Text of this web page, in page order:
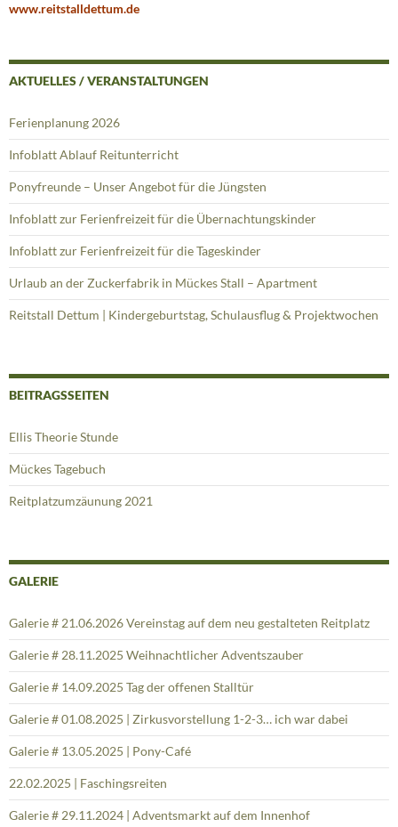
www.reitstalldettum.de
AKTUELLES / VERANSTALTUNGEN
Ferienplanung 2026
Infoblatt Ablauf Reitunterricht
Ponyfreunde – Unser Angebot für die Jüngsten
Infoblatt zur Ferienfreizeit für die Übernachtungskinder
Infoblatt zur Ferienfreizeit für die Tageskinder
Urlaub an der Zuckerfabrik in Mückes Stall – Apartment
Reitstall Dettum | Kindergeburtstag, Schulausflug & Projektwochen
BEITRAGSSEITEN
Ellis Theorie Stunde
Mückes Tagebuch
Reitplatzumzäunung 2021
GALERIE
Galerie # 21.06.2026 Vereinstag auf dem neu gestalteten Reitplatz
Galerie # 28.11.2025 Weihnachtlicher Adventszauber
Galerie # 14.09.2025 Tag der offenen Stalltür
Galerie # 01.08.2025 | Zirkusvorstellung 1-2-3… ich war dabei
Galerie # 13.05.2025 | Pony-Café
22.02.2025 | Faschingsreiten
Galerie # 29.11.2024 | Adventsmarkt auf dem Innenhof